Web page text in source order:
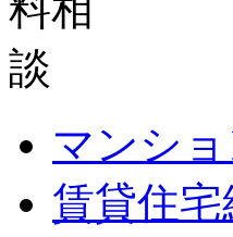
マンシ
賃貸住